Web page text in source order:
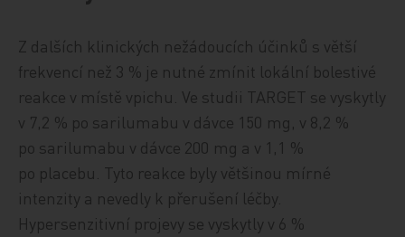
Z dalších klinických nežádoucích účinků s větší
frekvencí než 3 % je nutné zmínit lokální bolestivé
reakce v místě vpichu. Ve studii TARGET se vyskytly
v 7,2 % po sarilumabu v dávce 150 mg, v 8,2 %
po sarilumabu v dávce 200 mg a v 1,1 %
po placebu. Tyto reakce byly většinou mírné
intenzity a nevedly k přerušení léčby.
Hypersenzitivní projevy se vyskytly v 6 %